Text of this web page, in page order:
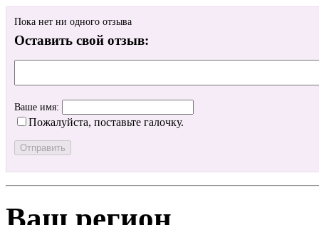
Пока нет ни одного отзыва
Оставить свой отзыв:
Ваше имя:
Пожалуйста, поставьте галочку.
Ваш регион